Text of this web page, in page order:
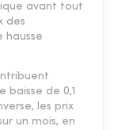
avant tout
des
hausse
baisse de 0,1
les prix
un mois, en